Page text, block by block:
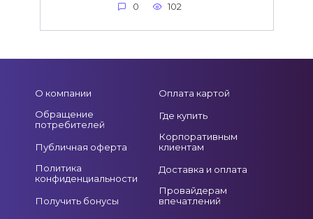
0 102
О компании
Обращение
потребителей
Публичная оферта
Политика
конфиденциальности
Получить бонусы
Оплата картой
Где купить
Корпоративным
клиентам
Доставка и оплата
Провайдерам
впечатлений